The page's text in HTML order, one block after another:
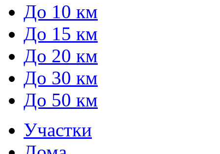
До 10 км
До 15 км
До 20 км
До 30 км
До 50 км
Участки